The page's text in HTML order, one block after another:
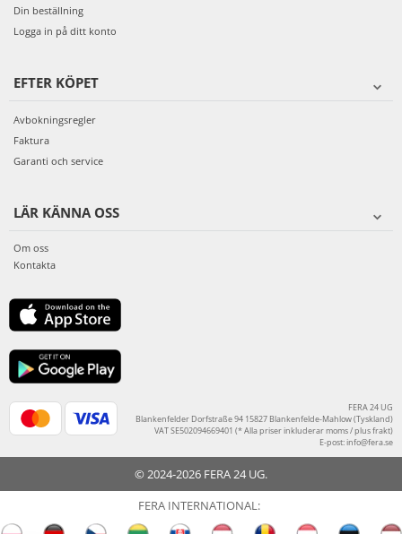
Din beställning
Logga in på ditt konto
EFTER KÖPET
Avbokningsregler
Faktura
Garanti och service
LÄR KÄNNA OSS
Om oss
Kontakta
FERA 24 UG
Blankenfelder Dorfstraße 94 15827 Blankenfelde-Mahlow (Tyskland)
VAT SE502094669401 (* Alla priser inkluderar moms / plus frakt)
E-post:info@fera.se
© 2024-2026 FERA 24 UG.
FERA INTERNATIONAL: